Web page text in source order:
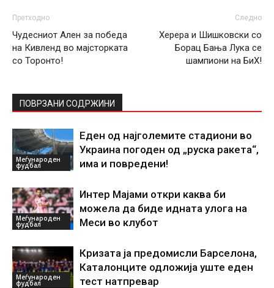
Претходно
Чудесниот Ален за победа
на Кивленд во мајсторката
со Торонто!
Следно
Херера и Шишковски со
Борац Бања Лука се
шампиони на БиХ!
ПОВРЗАНИ СОДРЖИНИ
Меѓународен
фудбал
Еден од најголемите стадиони во
Украина погоден од „руска ракета“,
има и повредени!
Меѓународен
фудбал
Интер Мајами откри каква би
можела да биде идната улога на
Меси во клубот
Меѓународен
фудбал
Кризата ја предомисли Барселона,
Каталонците одложија уште еден
тест натпревар